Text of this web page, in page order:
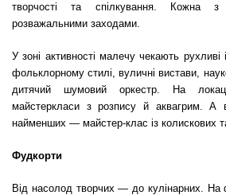
творчості та спілкування. Кожна
розважальними заходами.
У зоні активності малечу чекають
фольклорному стилі, вуличні вистави,
дитячий шумовий оркестр. На
майстеркласи з розпису й аквагрим. А
найменших — майстер-клас із колискових
Фудкорти
Від насолод творчих — до кулінарних. На